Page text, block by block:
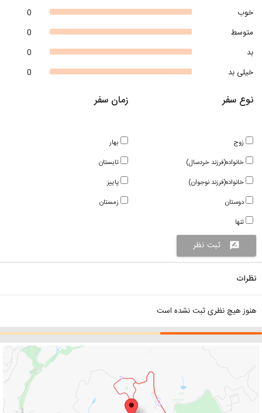
0
خوب
0
متوسط
0
بد
0
خیلی بد
زمان سفر
بهار
تابستان
پاییز
زمستان
نوع سفر
زوج
خانواده(فرزند خردسال)
خانواده(فرزند نوجوان)
دوستان
تنها
rate_review ثبت نظر
نظرات
هنوز هیچ نظری ثبت نشده است